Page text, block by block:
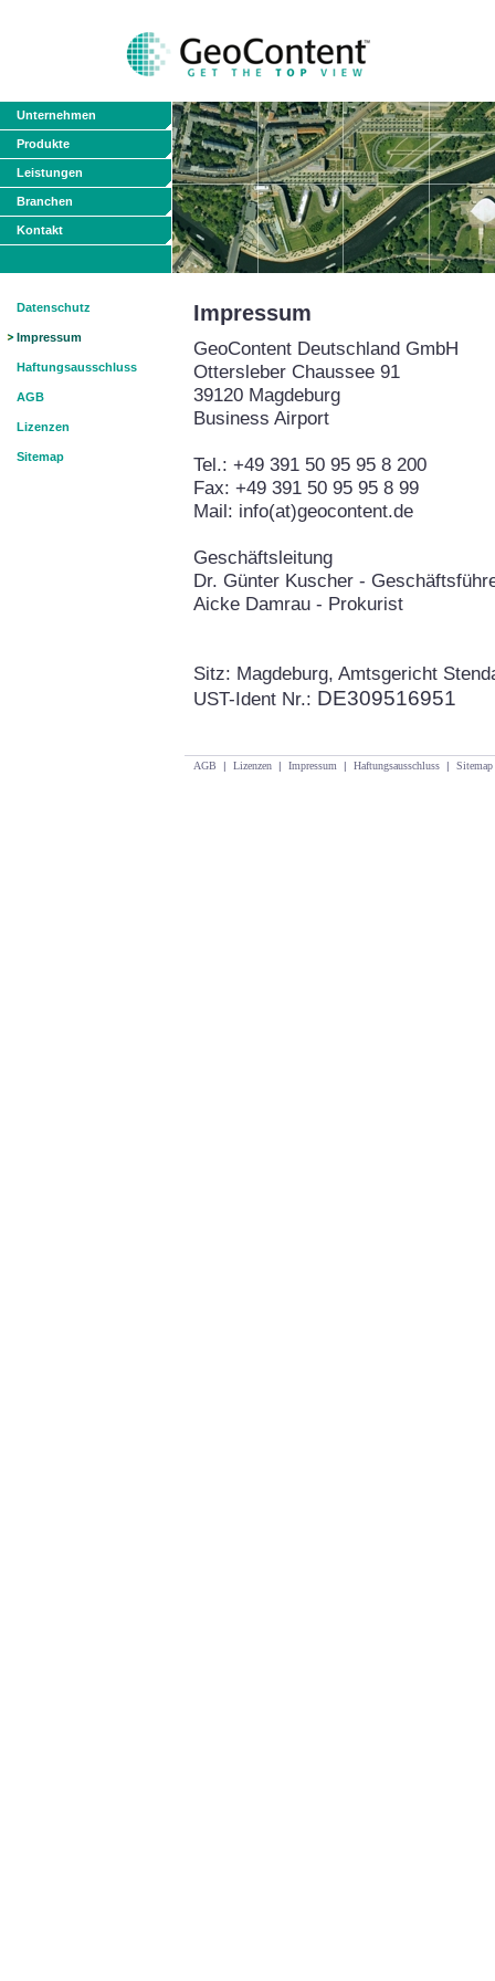
Unternehmen
Produkte
Leistungen
Branchen
Kontakt
Datenschutz
Impressum
Haftungsausschluss
AGB
Lizenzen
Sitemap
Impressum
GeoContent Deutschland GmbH
Ottersleber Chaussee 91
39120 Magdeburg
Business Airport
Tel.: +49 391 50 95 95 8 200
Fax: +49 391 50 95 95 8 99
Mail: info(at)geocontent.de
Geschäftsleitung
Dr. Günter Kuscher -
Aicke Damrau - Prokurist
Sitz: Magdeburg, Amtsgericht
UST-Ident Nr.: DE309516951
AGB | Lizenzen | Impressum | Haftungsausschluss | Sitemap